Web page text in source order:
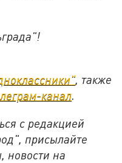
, также
канал.
с редакцией
присылайте
новости на